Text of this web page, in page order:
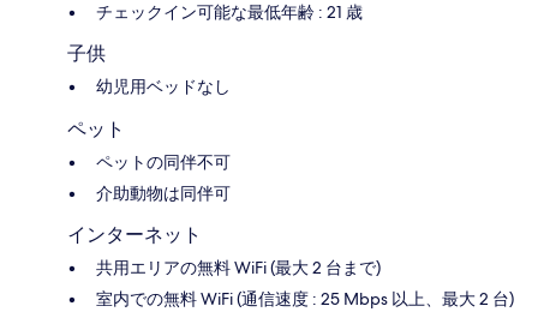
チェックイン可能な最低年齢 : 21 歳
子供
幼児用ベッドなし
ペット
ペットの同伴不可
介助動物は同伴可
インターネット
共用エリアの無料 WiFi (最大 2 台まで)
室内での無料 WiFi (通信速度 : 25 Mbps 以上、最大 2 台)